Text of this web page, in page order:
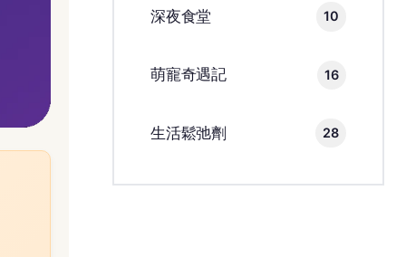
深夜食堂 10
萌寵奇遇記 16
生活鬆弛劑 28